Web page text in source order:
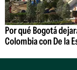
Por qué Bogotá
Colombia con De la